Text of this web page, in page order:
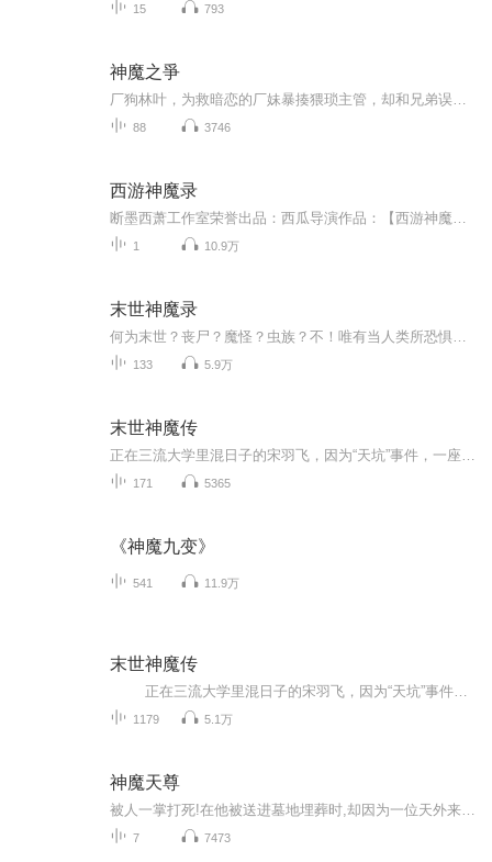
15 793
神魔之爭
88 3746
西游神魔录
1 10.9万
末世神魔录
133 5.9万
末世神魔传
171 5365
《神魔九变》
541 11.9万
末世神魔传
1179 5.1万
神魔天尊
7 7473